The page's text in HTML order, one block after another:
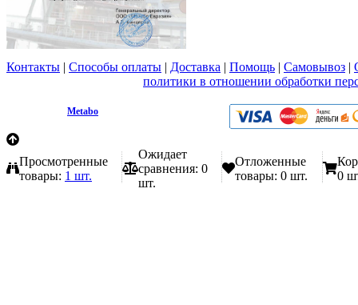
Контакты | Способы оплаты | Доставка | Помощь | Самовывоз |
политики в отношении обработки
Metabo
Просмотренные
товары: 1 шт.
Ожидает
сравнения: 0
шт.
Отложенные
товары: 0 шт.
0